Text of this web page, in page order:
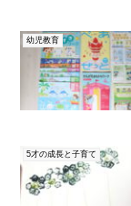
幼児教育
5才の成長と子育て